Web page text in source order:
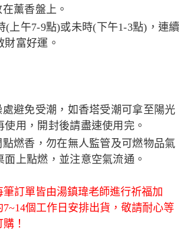
薰香盤上。
(上午7-9點)或未時(下午1-3點)，連續
富好運。
避免受潮，如香塔受潮可拿至陽光
使用，開封後請盡速使用完。
燃香，勿在無人監管及可燃物品氣
面上點燃，並注意空氣流通。
訂單皆由湯鎮瑋老師進行祈福加
個工作日安排出貨，敬請耐心等
！